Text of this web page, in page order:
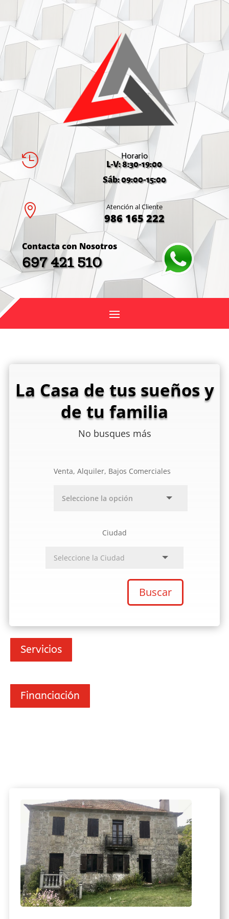
 Horario
L-V: 8:30-19:00
Sáb: 09:00-15:00
 Atención al Cliente
986 165 222
Contacta con Nosotros
697 421 510
La Casa de tus sueños y
de tu familia
No busques más
Venta, Alquiler, Bajos Comerciales
Ciudad
Buscar
Servicios
Financiación